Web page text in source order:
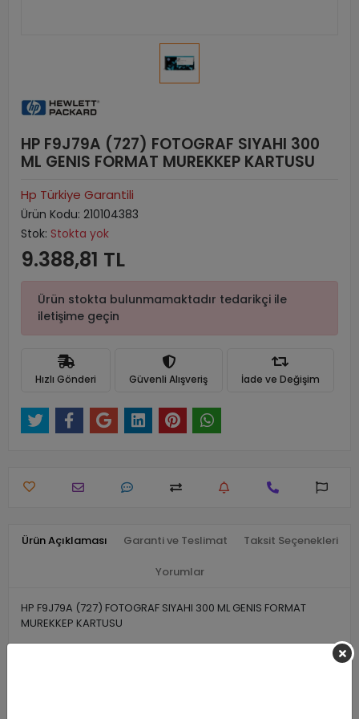
HP F9J79A (727) FOTOGRAF SIYAHI 300
ML GENIS FORMAT MUREKKEP KARTUSU
Hp Türkiye Garantili
Ürün Kodu: 210104383
Stok: Stokta yok
9.388,81 TL
Ürün stokta bulunmamaktadır tedarikçi ile
iletişime geçin
Hızlı Gönderi Güvenli Alışveriş İade ve Değişim
Ürün Açıklaması Garanti ve Teslimat Taksit Seçenekleri
Yorumlar
HP F9J79A (727) FOTOGRAF SIYAHI 300 ML GENIS FORMAT
MUREKKEP KARTUSU